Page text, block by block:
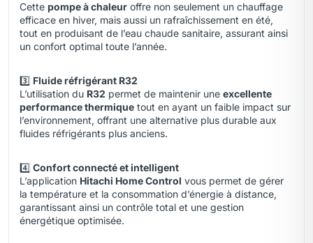
Cette pompe à chaleur offre non seulement un chauffage
efficace en hiver, mais aussi un rafraîchissement en été,
tout en produisant de l’eau chaude sanitaire, assurant ainsi
un confort optimal toute l’année.
3️⃣ Fluide réfrigérant R32
L’utilisation du R32 permet de maintenir une excellente
performance thermique tout en ayant un faible impact sur
l’environnement, offrant une alternative plus durable aux
fluides réfrigérants plus anciens.
4️⃣ Confort connecté et intelligent
L’application Hitachi Home Control vous permet de gérer
la température et la consommation d’énergie à distance,
garantissant ainsi un contrôle total et une gestion
énergétique optimisée.